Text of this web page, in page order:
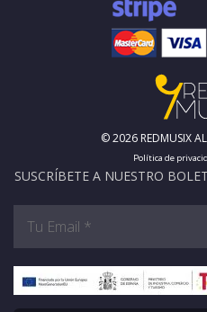
© 2026 REDMUSIX
Política de
SUSCRÍBETE A NUESTRO